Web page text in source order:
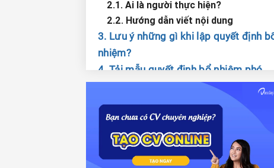
2.1. Ai là người thực hiện?
2.2. Hướng dẫn viết nội dung
3. Lưu ý những gì khi lập quyết định
nhiệm?
4. Tải mẫu quyết định bổ nhiệm phó
5. Một số mẫu quyết định bổ nhiệm
nhiều loại hình doanh nghiệp